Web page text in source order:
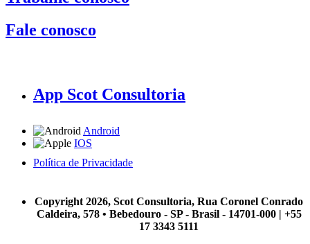
Fale conosco
App Scot Consultoria
Android
IOS
Política de Privacidade
Copyright 2026, Scot Consultoria, Rua Coronel Conrado
Caldeira, 578 • Bebedouro - SP - Brasil - 14701-000 | +55
17 3343 5111